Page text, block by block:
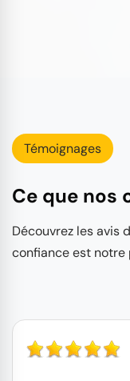
Témoignages
Ce que nos
Découvrez les avis
confiance est notre